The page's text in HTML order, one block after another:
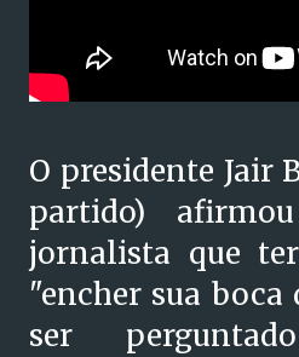
O presidente Jair
partido)
jornalista que
"encher sua boca
ser